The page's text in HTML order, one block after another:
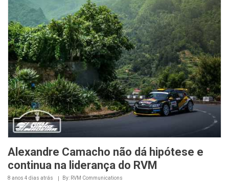
Alexandre Camacho não dá hipótese e
continua na liderança do RVM
8 anos 4 dias atrás By: RVM Communications